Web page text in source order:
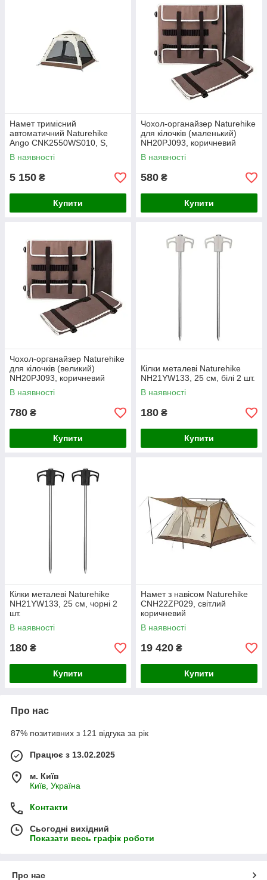
Намет тримісний
автоматичний Naturehike
Ango CNK2550WS010, S,
коричневий
В наявності
5 150 ₴
Купити
Чохол-органайзер Naturehike
для кілочків (маленький)
NH20PJ093, коричневий
В наявності
580 ₴
Купити
Чохол-органайзер Naturehike
для кілочків (великий)
NH20PJ093, коричневий
В наявності
780 ₴
Купити
Кілки металеві Naturehike
NH21YW133, 25 см, білі 2 шт.
В наявності
180 ₴
Купити
Кілки металеві Naturehike
NH21YW133, 25 см, чорні 2
шт.
В наявності
180 ₴
Купити
Намет з навісом Naturehike
CNH22ZP029, світлий
коричневий
В наявності
19 420 ₴
Купити
Про нас
87% позитивних з 121 відгука за рік
Працює з 13.02.2025
м. Київ
Київ, Україна
Контакти
Сьогодні вихідний
Показати весь графік роботи
Про нас